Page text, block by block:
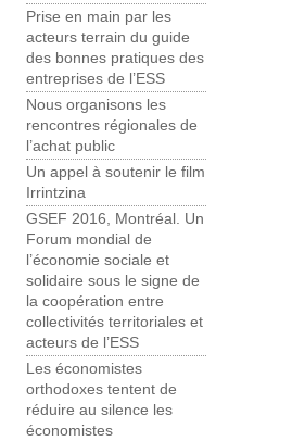
Prise en main par les
acteurs terrain du guide
des bonnes pratiques des
entreprises de l’ESS
Nous organisons les
rencontres régionales de
l’achat public
Un appel à soutenir le film
Irrintzina
GSEF 2016, Montréal. Un
Forum mondial de
l’économie sociale et
solidaire sous le signe de
la coopération entre
collectivités territoriales et
acteurs de l’ESS
Les économistes
orthodoxes tentent de
réduire au silence les
économistes